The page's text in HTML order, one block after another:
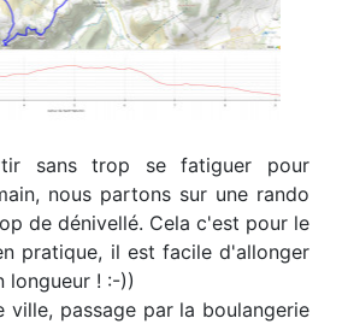
sans trop se fatiguer pour
nous partons sur une rando
de dénivellé. Cela c'est pour le
pratique, il est facile d'allonger
longueur ! :-))
ville, passage par la boulangerie